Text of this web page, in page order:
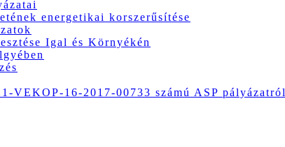
energetikai korszerűsítése
Igal és Környékén
VEKOP-16-2017-00733 számú ASP pályázatról